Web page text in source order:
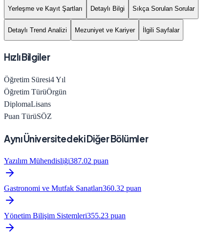
Yerleşme ve Kayıt Şartları Detaylı Bilgi Sıkça Sorulan Sorular
Detaylı Trend Analizi Mezuniyet ve Kariyer İlgili Sayfalar
Hızlı Bilgiler
Öğretim Süresi4Yıl
Öğretim TürüÖrgün
DiplomaLisans
Puan TürüSÖZ
Aynı Üniversitedeki Diğer Bölümler
Yazılım Mühendisliği387.02 puan
Gastronomi ve Mutfak Sanatları360.32 puan
Yönetim Bilişim Sistemleri355.23 puan